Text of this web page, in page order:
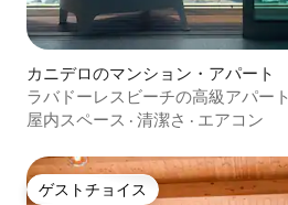
カニデロのマンション・アパート
ラバドーレスビーチの高級アパート
屋内スペース · 清潔さ · エアコン
ゲストチョイス
ゲストチョイス